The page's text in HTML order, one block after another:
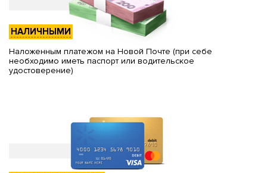
НАЛИЧНЫМИ
Наложенным платежом на Новой Почте (при себе
необходимо иметь паспорт или водительское
удостоверение)